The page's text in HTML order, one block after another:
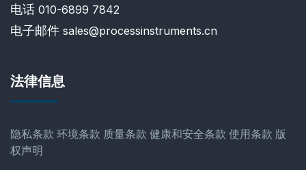
电话 010-6899 7842
电子邮件 sales@processinstruments.cn
法律信息
隐私条款 环境条款 质量条款 健康和安全条款 使用条款 版
权声明